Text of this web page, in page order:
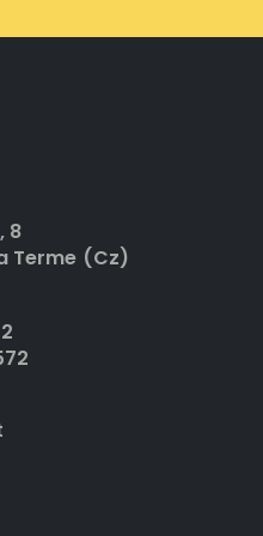
8
Terme (Cz)